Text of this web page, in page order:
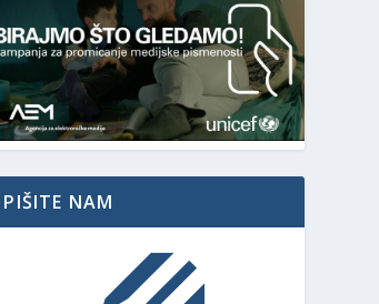
PIŠITE NAM